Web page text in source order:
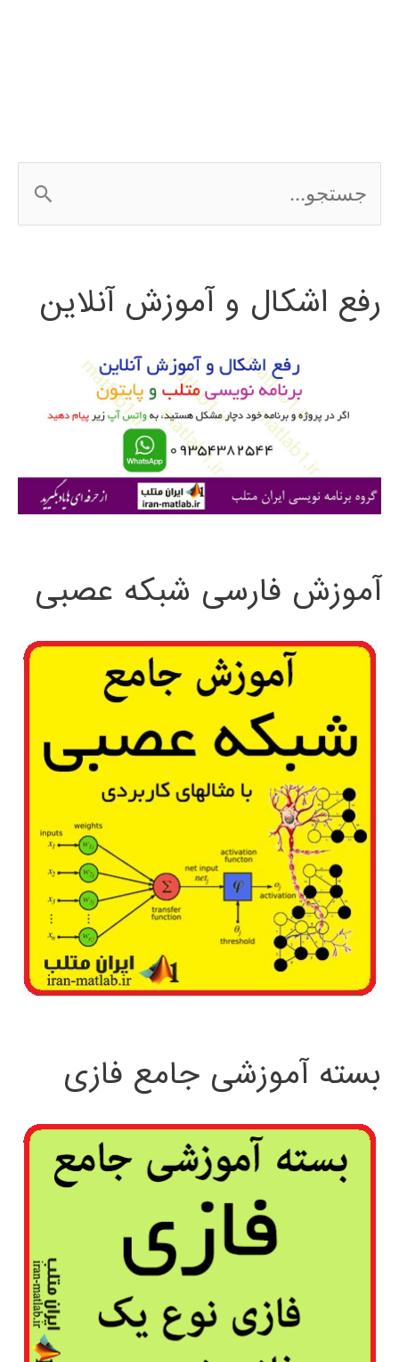
2016
س
ج
ی
رفع اشکال و آموزش آنلاین
آموزش فارسی شبکه عصبی
بسته آموزشی جامع فازی